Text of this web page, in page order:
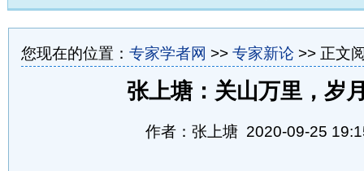
您现在的位置： 专家学者网 >> 专家新论 >> 正文
张上塘：关山万里，岁
作者：张上塘 2020-09-25